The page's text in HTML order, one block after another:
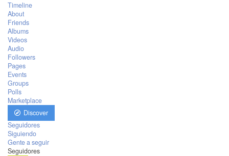
Timeline
About
Friends
Albums
Videos
Audio
Followers
Pages
Events
Groups
Polls
Marketplace
Discover
Seguidores
Siguiendo
Gente a seguir
Seguidores